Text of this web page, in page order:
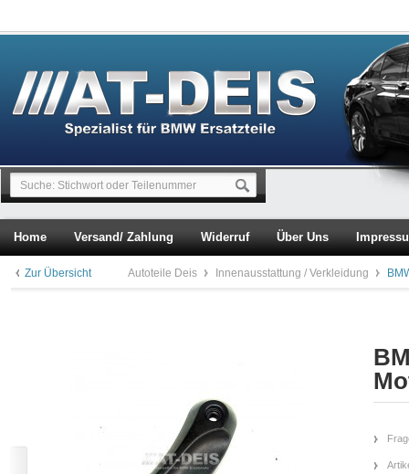
Home Versand/ Zahlung Widerruf Über Uns
Zur Übersicht Autoteile Deis Innenausstattung / Verkleidung